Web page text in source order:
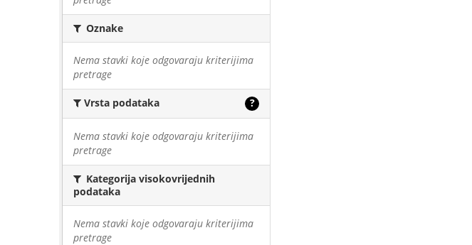
Oznake
Nema stavki koje odgovaraju kriterijima
pretrage
Vrsta podataka ?
Nema stavki koje odgovaraju kriterijima
pretrage
Kategorija visokovrijednih
podataka
Nema stavki koje odgovaraju kriterijima
pretrage